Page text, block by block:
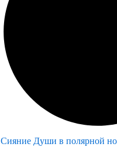
Сияние Души в полярной